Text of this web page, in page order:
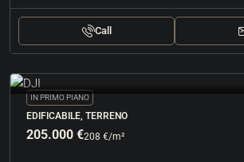
Call
IN PRIMO PIANO
EDIFICABILE, TERRENO
205.000 €208 €/m²